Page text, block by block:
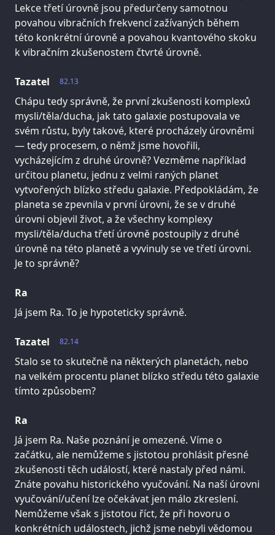
Lekce třetí úrovně jsou předurčeny samotnou
povahou vibračních frekvencí zažívaných během
této konkrétní úrovně a povahou kvantového skoku
k vibračním zkušenostem čtvrté úrovně.
82.13
Tazatel
Chápu tedy správně, že první zkušenosti komplexů
mysli/těla/ducha, jak tato galaxie postupovala ve
svém růstu, byly takové, které procházely úrovněmi
— tedy procesem, o němž jsme hovořili,
vycházejícím z druhé úrovně? Vezměme například
určitou planetu, jednu z velmi raných planet
vytvořených blízko středu galaxie. Předpokládám, že
planeta se zpevnila v první úrovni, že se v druhé
úrovni objevil život, a že všechny komplexy
mysli/těla/ducha třetí úrovně postoupily z druhé
úrovně na této planetě a vyvinuly se ve třetí úrovni.
Je to správně?
Ra
Já jsem Ra. To je hypoteticky správně.
82.14
Tazatel
Stalo se to skutečně na některých planetách, nebo
na velkém procentu planet blízko středu této galaxie
tímto způsobem?
Ra
Já jsem Ra. Naše poznání je omezené. Víme o
začátku, ale nemůžeme s jistotou prohlásit přesné
zkušenosti těch událostí, které nastaly před námi.
Znáte povahu historického vyučování. Na naší úrovni
vyučování/učení lze očekávat jen málo zkreslení.
Nemůžeme však s jistotou říct, že při hovoru o
konkrétních událostech, jichž jsme nebyli vědomou